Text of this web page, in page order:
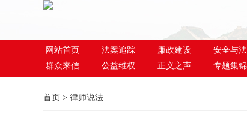
网站首页 法案追踪 廉政建设 安全与法
群众来信
公益维权 正义之声 专题集锦
首页 > 律师说法